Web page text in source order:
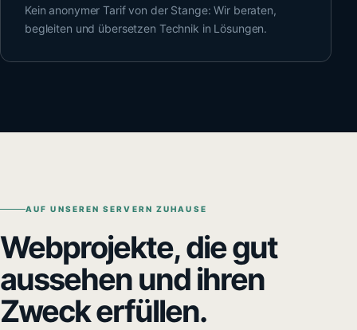
Kein anonymer Tarif von der Stange: Wir beraten,
begleiten und übersetzen Technik in Lösungen.
AUF UNSEREN SERVERN ZUHAUSE
Webprojekte, die gut
aussehen und ihren
Zweck erfüllen.